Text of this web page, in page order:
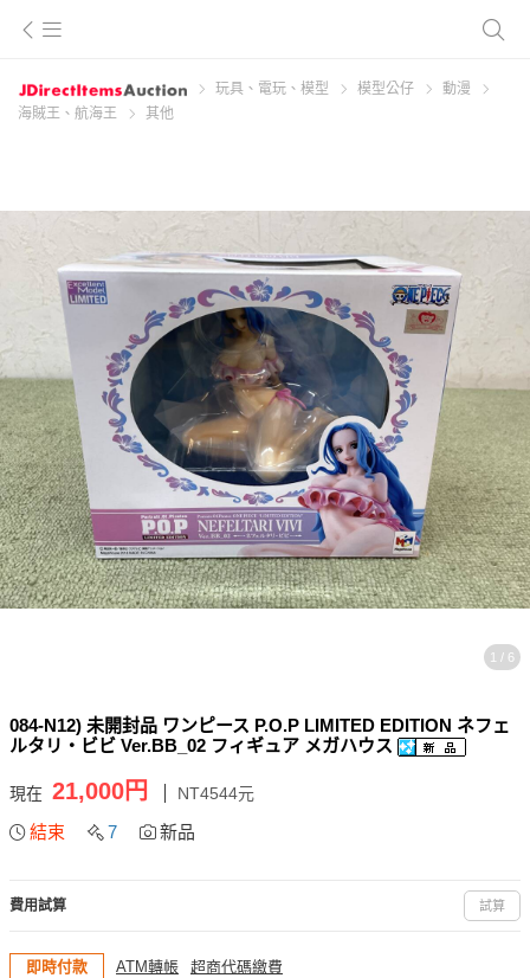
玩具、電玩、模型 模型公仔
動漫
海賊王、航海王
其他
1 / 6
084-N12) 未開封品 ワンピース P.O.P LIMITED EDITION ネフェ
ルタリ・ビビ Ver.BB_02 フィギュア メガハウス
現在 21,000円 NT4544元
結束 7 新品
費用試算 試算
即時付款 ATM轉帳 超商代碼繳費